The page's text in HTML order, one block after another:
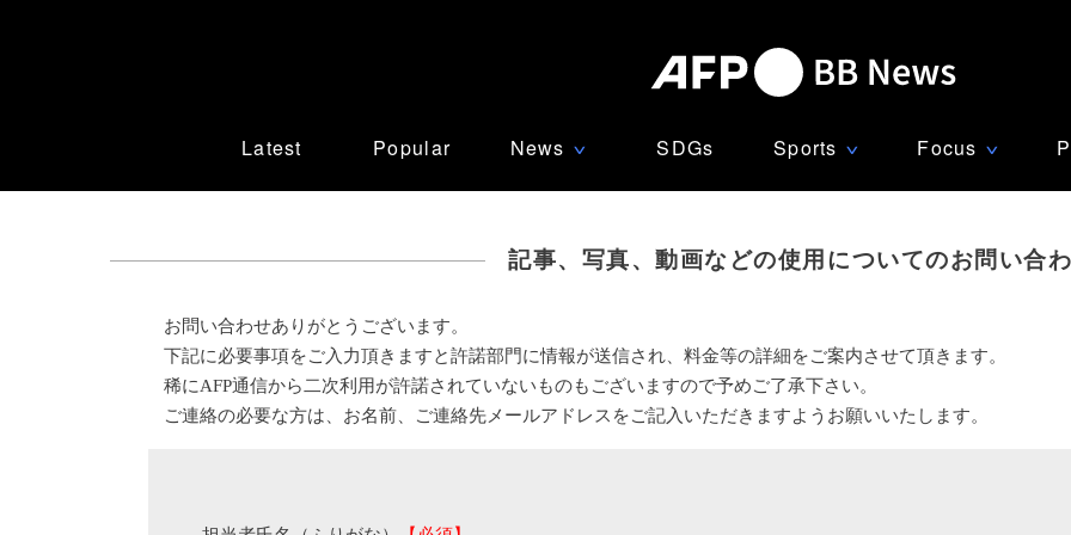
Latest Popular News ∨ SDGs Sports ∨ Focus ∨
記事、写真、動画などの使用についてのお問い合
お問い合わせありがとうございます。
下記に必要事項をご入力頂きますと許諾部門に情報が送信され、料金等の詳細をご案内させて頂きます。
稀にAFP通信から二次利用が許諾されていないものもございますので予めご了承下さい。
ご連絡の必要な方は、お名前、ご連絡先メールアドレスをご記入いただきますようお願いいたします。